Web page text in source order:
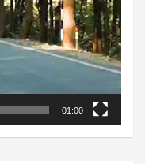
01:00